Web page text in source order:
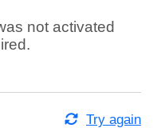
not activated
Try again